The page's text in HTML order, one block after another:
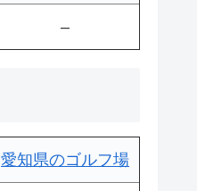
–
愛知県のゴルフ場